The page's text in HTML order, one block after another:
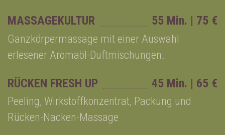
MASSAGEKULTUR 55 Min. | 75 €
Ganzkörpermassage mit einer Auswahl
erlesener Aromaöl-Duftmischungen.
RÜCKEN FRESH UP 45 Min. | 65 €
Peeling, Wirkstoffkonzentrat, Packung und
Rücken-Nacken-Massage